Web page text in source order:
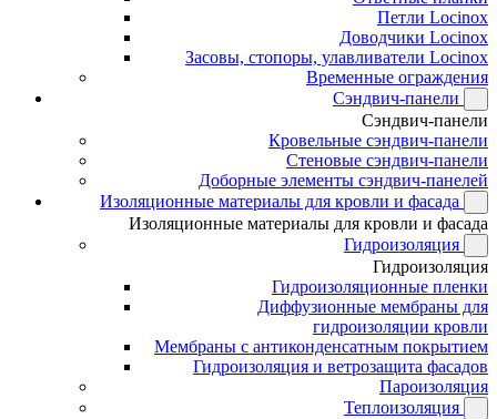
Петли Locinox
Доводчики Locinox
Засовы, стопоры, улавливатели Locinox
Временные ограждения
Сэндвич-панели
Сэндвич-панели
Кровельные сэндвич-панели
Стеновые сэндвич-панели
Доборные элементы сэндвич-панелей
Изоляционные материалы для кровли и фасада
Изоляционные материалы для кровли и фасада
Гидроизоляция
Гидроизоляция
Гидроизоляционные пленки
Диффузионные мембраны для
гидроизоляции кровли
Мембраны с антиконденсатным покрытием
Гидроизоляция и ветрозащита фасадов
Пароизоляция
Теплоизоляция